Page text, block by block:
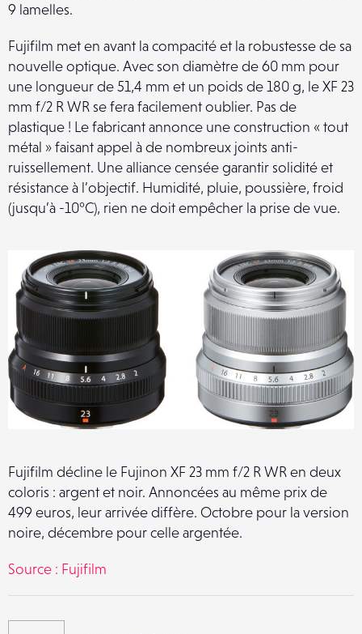
9 lamelles.
Fujifilm met en avant la compacité et la robustesse de sa
nouvelle optique. Avec son diamètre de 60 mm pour
une longueur de 51,4 mm et un poids de 180 g, le XF 23
mm f/2 R WR se fera facilement oublier. Pas de
plastique ! Le fabricant annonce une construction « tout
métal » faisant appel à de nombreux joints anti-
ruissellement. Une alliance censée garantir solidité et
résistance à l’objectif. Humidité, pluie, poussière, froid
(jusqu’à -10°C), rien ne doit empêcher la prise de vue.
Fujifilm décline le Fujinon XF 23 mm f/2 R WR en deux
coloris : argent et noir. Annoncées au même prix de
499 euros, leur arrivée diffère. Octobre pour la version
noire, décembre pour celle argentée.
Source : Fujifilm